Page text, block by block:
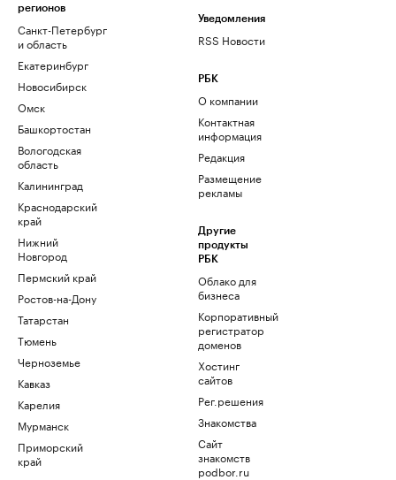
регионов
Санкт-Петербург
и область
Екатеринбург
Новосибирск
Омск
Башкортостан
Вологодская
область
Калининград
Краснодарский
край
Нижний
Новгород
Пермский край
Ростов-на-Дону
Татарстан
Тюмень
Черноземье
Кавказ
Карелия
Мурманск
Приморский
край
Уведомления
RSS Новости
РБК
О компании
Контактная
информация
Редакция
Размещение
рекламы
Другие
продукты
РБК
Облако для
бизнеса
Корпоративный
регистратор
доменов
Хостинг
сайтов
Рег.решения
Знакомства
Сайт
знакомств
podbor.ru